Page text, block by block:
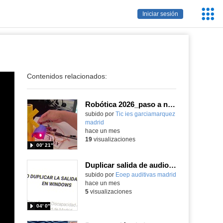
Iniciar sesión
Contenidos relacionados:
Robótica 2026_paso a nivel
Contenido educativo.
subido por Tic ies garciamarquez
madrid
00′ 21″
hace un mes
19visualizaciones
Duplicar salida de audio en Windows
subido por Eoep auditivas madrid
04′ 0″
hace un mes
5visualizaciones